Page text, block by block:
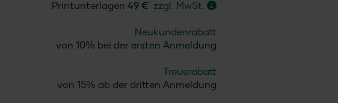
Printunterlagen 49 € zzgl. MwSt.
Neukundenrabatt
von 10% bei der ersten Anmeldung
Treuerabatt
von 15% ab der dritten Anmeldung